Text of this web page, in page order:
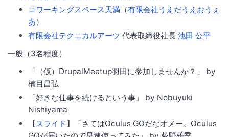
コワーキングスペース天満 （有限会社うえだうえおうぇ
あ）
有限会社テクニカルアーツ 代表取締役社長 池田 公平
一般（3名程度）
「（仮）DrupalMeetup羽田に参加しませんか？」 by
楠目昌弘
「好きな仕事を続けるという事」 by Nobuyuki
Nishiyama
【 スライド 】「さてはOculus GOだなオメー。Oculus